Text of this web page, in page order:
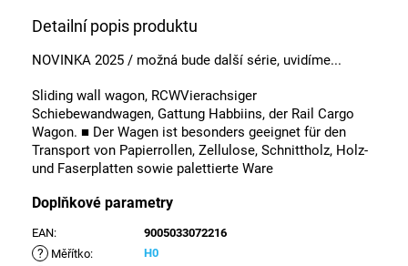
Detailní popis produktu
NOVINKA 2025 / možná bude další série, uvidíme...
Sliding wall wagon, RCWVierachsiger
Schiebewandwagen, Gattung Habbiins, der Rail Cargo
Wagon. ■ Der Wagen ist besonders geeignet für den
Transport von Papierrollen, Zellulose, Schnittholz, Holz-
und Faserplatten sowie palettierte Ware
Doplňkové parametry
EAN: 9005033072216
? Měřítko: H0